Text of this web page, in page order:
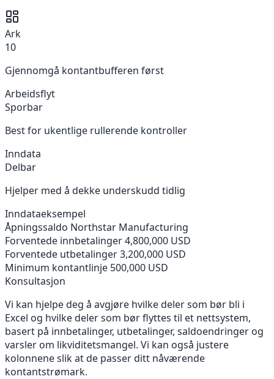
Ark
10
Gjennomgå kontantbufferen først
Arbeidsflyt
Sporbar
Best for ukentlige rullerende kontroller
Inndata
Delbar
Hjelper med å dekke underskudd tidlig
Inndataeksempel
Åpningssaldo Northstar Manufacturing
Forventede innbetalinger4,800,000 USD
Forventede utbetalinger3,200,000 USD
Minimum kontantlinje 500,000 USD
Konsultasjon
Vi kan hjelpe deg å avgjøre hvilke deler som bør bli i
Excel og hvilke deler som bør flyttes til et nettsystem,
basert på innbetalinger, utbetalinger, saldoendringer og
varsler om likviditetsmangel. Vi kan også justere
kolonnene slik at de passer ditt nåværende
kontantstrømark.